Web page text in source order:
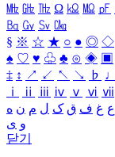
㎒ ㎓ ㎔ Ω ㏀ ㏁ ㎊
㏃ ㏉ ㏜ ㏆
§ ※ ☆ ★ ○ ● ◎ ◇
♠ ♡ ♥ ♧ ♣ ⊙ ◈ ▣
‡ ↕ ↗ ↙ ↖ ↘ ♭ ♩
ⅰ
ⅱ ⅲ ⅳ ⅴ ⅵ ⅶ
ع غ ف ق ک ل م ن ه
و ی
닫기